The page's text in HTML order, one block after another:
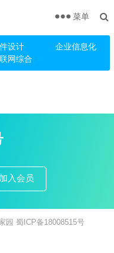
设计
企业信息化
网综合
菜单
加入会员
园 蜀ICP备18008515号